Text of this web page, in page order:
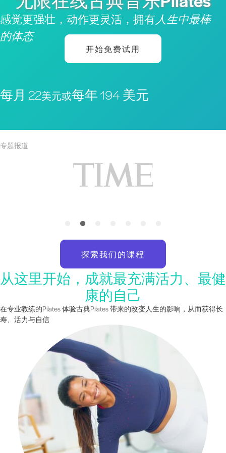
感觉更强壮，动作更灵活，拥有人生中最棒
的体态
开始免费试用
每月 22美元或每年 194 美元
专题报道
探索我们的课程
从这里开始，成就最充满活力、最健
康的自己
在专业教练的Pilates 体验古典Pilates 带来的改变人生的影响，从而获得长
寿、活力与自信